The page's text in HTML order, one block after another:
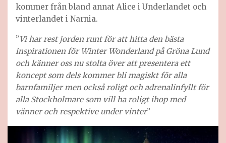
kommer från bland annat Alice i Underlandet och
vinterlandet i Narnia.
”Vi har rest jorden runt för att hitta den bästa
inspirationen för Winter Wonderland på Gröna Lund
och känner oss nu stolta över att presentera ett
koncept som dels kommer bli magiskt för alla
barnfamiljer men också roligt och adrenalinfyllt för
alla Stockholmare som vill ha roligt ihop med
vänner och respektive under vinter”